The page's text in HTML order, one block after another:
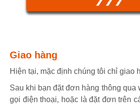
Giao hàng
Hiện tại, mặc định chúng tôi chỉ giao
Sau khi bạn đặt đơn hàng thông qua
gọi điện thoại, hoặc là đặt đơn trên